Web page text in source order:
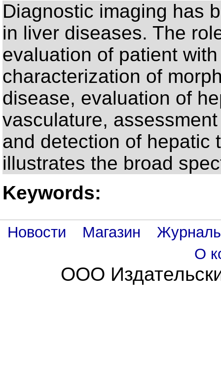
Diagnostic imaging has
in liver diseases. The
evaluation of patient
characterization of
disease, evaluation of
vasculature,
and detection of hepatic
illustrates the broad
Keywords:
Новости Магазин
О
ООО